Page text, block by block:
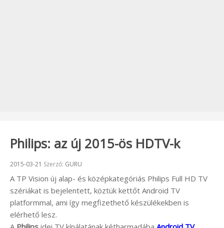
Philips: az új 2015-ös HDTV-k
Beküldve:
2015-03-21 Szerző: GURU
A TP Vision új alap- és középkategóriás Philips Full HD TV
szériákat is bejelentett, köztük kettőt Android TV
platformmal, ami így megfizethető készülékekben is
elérhető lesz.